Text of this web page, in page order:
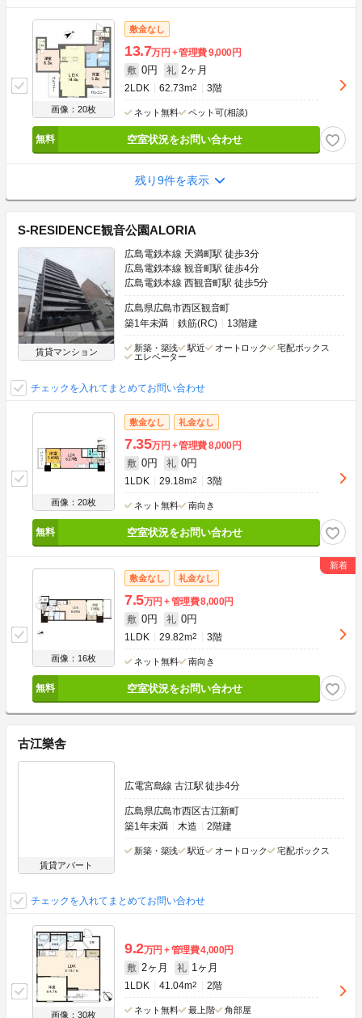
画像：20枚
敷金なし
13.7万円 管理費9,000円
敷 0円 礼 2ヶ月
2LDK 62.73m2 3階
ネット無料 ペット可(相談)
空室状況をお問い合わせ
残り9件を表示
S-RESIDENCE観音公園ALORIA
賃貸マンション
広島電鉄本線 天満町駅 徒歩3分
広島電鉄本線 観音町駅 徒歩4分
広島電鉄本線 西観音町駅 徒歩5分
広島県広島市西区観音町
築1年未満
鉄筋(RC) 13階建
新築・築浅 駅近 オートロック
宅配ボックス
エレベーター
チェックを入れてまとめてお問い合わせ
画像：20枚
敷金なし 礼金なし
7.35万円 管理費8,000円
敷 0円 礼 0円
1LDK 29.18m2 3階
ネット無料 南向き
空室状況をお問い合わせ
画像：16枚
敷金なし 礼金なし
7.5万円 管理費8,000円
敷 0円 礼 0円
1LDK 29.82m2 3階
ネット無料 南向き
空室状況をお問い合わせ
古江樂舎
賃貸アパート
広電宮島線 古江駅 徒歩4分
広島県広島市西区古江新町
築1年未満
木造 2階建
新築・築浅 駅近 オートロック 宅配ボックス
チェックを入れてまとめてお問い合わせ
画像：30枚
9.2万円 管理費4,000円
敷 2ヶ月 礼 1ヶ月
1LDK 41.04m2 2階
ネット無料 最上階 角部屋